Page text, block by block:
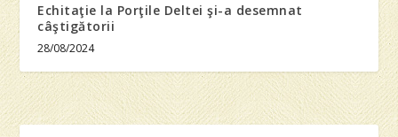
Echitaţie la Porţile Deltei şi-a desemnat
câştigătorii
28/08/2024